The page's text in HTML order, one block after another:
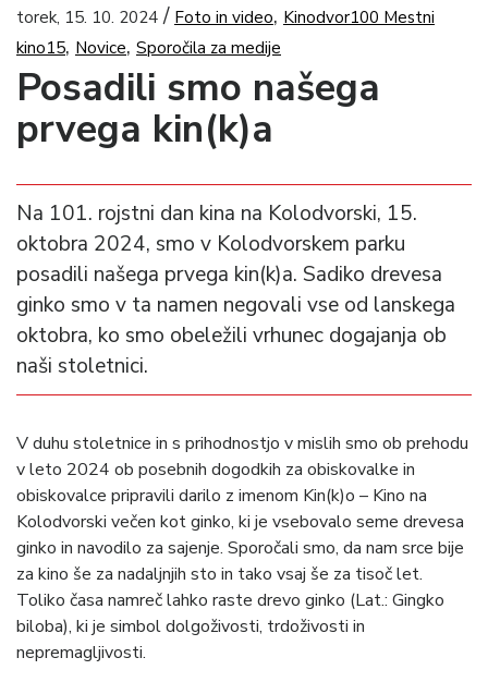
torek, 15. 10. 2024/ Foto in video, Kinodvor100 Mestni
kino15, Novice, Sporočila za medije
Posadili smo našega
prvega kin(k)a
Na 101. rojstni dan kina na Kolodvorski, 15.
oktobra 2024, smo v Kolodvorskem parku
posadili našega prvega kin(k)a. Sadiko drevesa
ginko smo v ta namen negovali vse od lanskega
oktobra, ko smo obeležili vrhunec dogajanja ob
naši stoletnici.
V duhu stoletnice in s prihodnostjo v mislih smo ob prehodu
v leto 2024 ob posebnih dogodkih za obiskovalke in
obiskovalce pripravili darilo z imenom Kin(k)o – Kino na
Kolodvorski večen kot ginko, ki je vsebovalo seme drevesa
ginko in navodilo za sajenje. Sporočali smo, da nam srce bije
za kino še za nadaljnjih sto in tako vsaj še za tisoč let.
Toliko časa namreč lahko raste drevo ginko (Lat.: Gingko
biloba), ki je simbol dolgoživosti, trdoživosti in
nepremagljivosti.